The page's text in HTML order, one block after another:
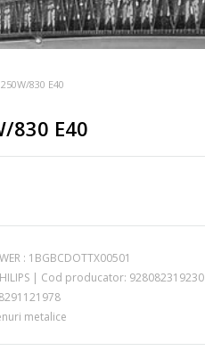
830 E40
830 E40
: 1BGBCDOTTX00501
| Cod producator: 928082319230
metalice